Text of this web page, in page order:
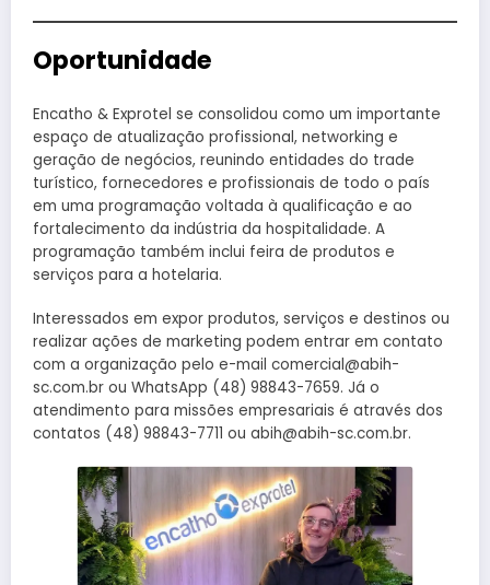
Oportunidade
Encatho & Exprotel se consolidou como um importante
espaço de atualização profissional, networking e
geração de negócios, reunindo entidades do trade
turístico, fornecedores e profissionais de todo o país
em uma programação voltada à qualificação e ao
fortalecimento da indústria da hospitalidade. A
programação também inclui feira de produtos e
serviços para a hotelaria.
Interessados em expor produtos, serviços e destinos ou
realizar ações de marketing podem entrar em contato
com a organização pelo e-mail comercial@abih-
sc.com.br ou WhatsApp (48) 98843-7659. Já o
atendimento para missões empresariais é através dos
contatos (48) 98843-7711 ou abih@abih-sc.com.br.